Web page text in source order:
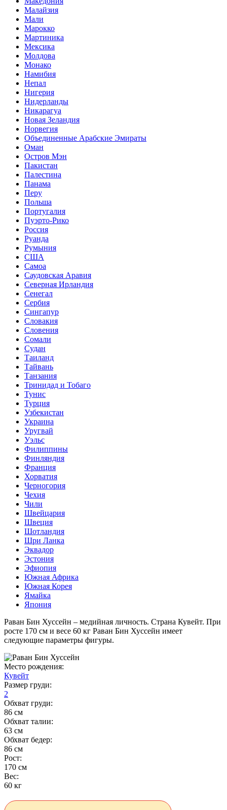
Малайзия
Мали
Марокко
Мартиника
Мексика
Молдова
Монако
Намибия
Непал
Нигерия
Нидерланды
Никарагуа
Новая Зеландия
Норвегия
Объединенные Арабские Эмираты
Оман
Остров Мэн
Пакистан
Палестина
Панама
Перу
Польша
Португалия
Пуэрто-Рико
Россия
Руанда
Румыния
США
Самоа
Саудовская Аравия
Северная Ирландия
Сенегал
Сербия
Сингапур
Словакия
Словения
Сомали
Судан
Таиланд
Тайвань
Танзания
Тринидад и Тобаго
Тунис
Турция
Узбекистан
Украина
Уругвай
Уэльс
Филиппины
Финляндия
Франция
Хорватия
Черногория
Чехия
Чили
Швейцария
Швеция
Шотландия
Шри Ланка
Эквадор
Эстония
Эфиопия
Южная Африка
Южная Корея
Ямайка
Япония
Раван Бин Хуссейн – медийная личность. Страна Кувейт. При
росте 170 см и весе 60 кг Раван Бин Хуссейн имеет
следующие параметры фигуры.
Место рождения:
Кувейт
Размер груди:
2
Обхват груди:
86 см
Обхват талии:
63 см
Обхват бедер:
86 см
Рост:
170 см
Вес:
60 кг